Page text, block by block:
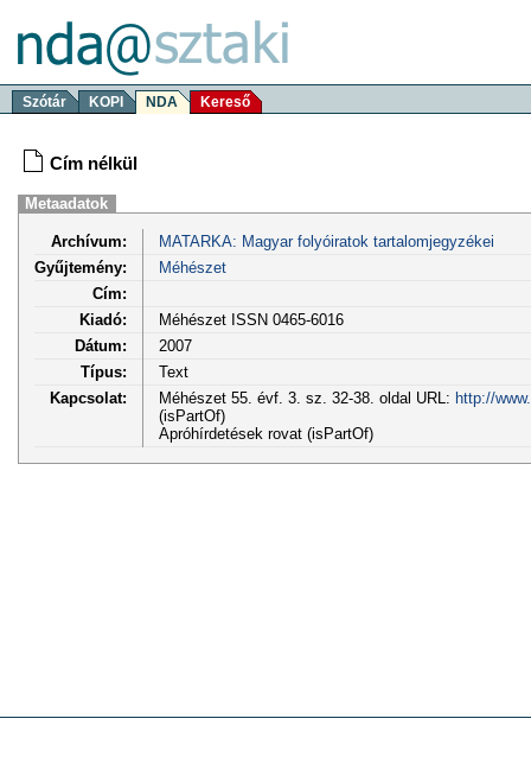
Szótár KOPI NDA Kereső
Cím nélkül
Metaadatok
Archívum:
MATARKA: Magyar folyóiratok tartalomjegyzékei
Gyűjtemény:
Méhészet
Cím:
Kiadó:
Méhészet ISSN 0465-6016
Dátum:
2007
Típus:
Text
Kapcsolat:
Méhészet 55. évf. 3. sz. 32-38. oldal URL: http://
(isPartOf)
Apróhírdetések rovat (isPartOf)